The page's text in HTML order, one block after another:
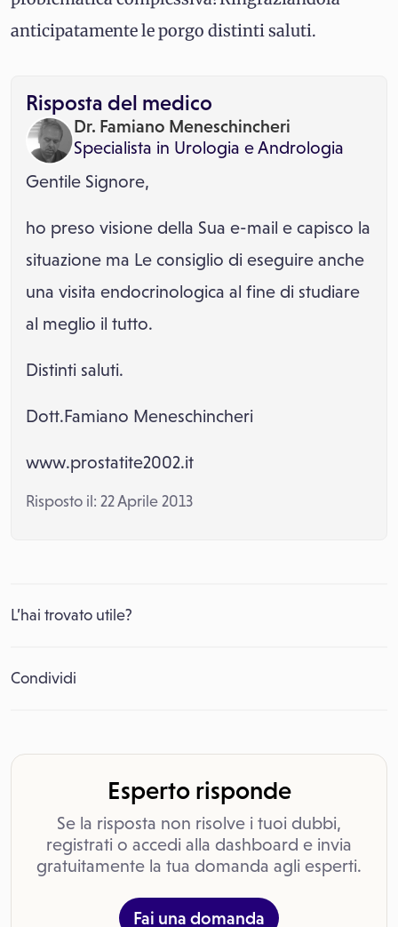
anticipatamente le porgo distinti saluti.
Risposta del medico
Dr. Famiano Meneschincheri
Specialista in Urologia eAndrologia
Gentile Signore,
ho preso visione della Sua e-mail e capisco la
situazione ma Le consiglio di eseguire anche
una visita endocrinologica al fine di studiare
al meglio il tutto.
Distinti saluti.
Dott.Famiano Meneschincheri
www.prostatite2002.it
Risposto il: 22 Aprile 2013
L’hai trovato utile?
Condividi
Esperto risponde
Se la risposta non risolve i tuoi dubbi,
registrati o accedi alla dashboard e invia
gratuitamente la tua domanda agli esperti.
Fai una domanda